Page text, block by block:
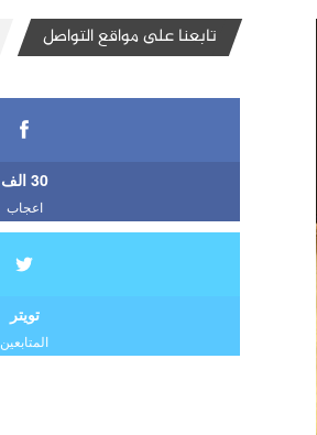
تابعنا على مواقع التواصل
30 الف
اعجاب
تويتر
المتابعين